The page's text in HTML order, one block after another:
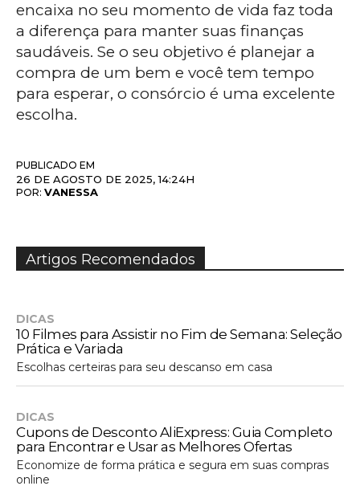
encaixa no seu momento de vida faz toda
a diferença para manter suas finanças
saudáveis. Se o seu objetivo é planejar a
compra de um bem e você tem tempo
para esperar, o consórcio é uma excelente
escolha.
PUBLICADO EM
26 DE AGOSTO DE 2025, 14:24H
POR: VANESSA
Artigos Recomendados
DICAS
10 Filmes para Assistir no Fim de Semana: Seleção
Prática e Variada
Escolhas certeiras para seu descanso em casa
DICAS
Cupons de Desconto AliExpress: Guia Completo
para Encontrar e Usar as Melhores Ofertas
Economize de forma prática e segura em suas compras
online